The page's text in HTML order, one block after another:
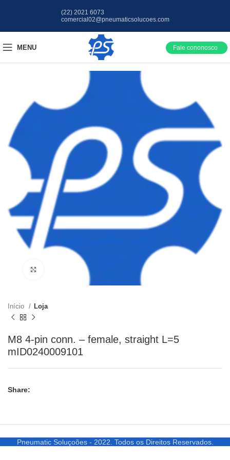
(22) 2021 6073
comercial02@pneumaticsolucoes.com
MENU Fale cononosco
Clique para ampliar
Início Loja
M8 4-pin conn. – female, straight L=5
mID0240009101
Share:
Pneumatic Soluçoões - 2022. Todos os Direitos Reservados.